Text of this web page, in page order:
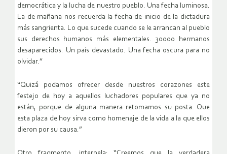
democrática y la lucha de nuestro pueblo. Una fecha luminosa.
La de mañana nos recuerda la fecha de inicio de la dictadura
más sangrienta. Lo que sucede cuando se le arrancan al pueblo
sus derechos humanos más elementales. 30000 hermanos
desaparecidos. Un país devastado. Una fecha oscura para no
olvidar.”
“Quizá podamos ofrecer desde nuestros corazones este
festejo de hoy a aquellos luchadores populares que ya no
están, porque de alguna manera retomamos su posta. Que
esta plaza de hoy sirva como homenaje de la vida a la que ellos
dieron por su causa.”